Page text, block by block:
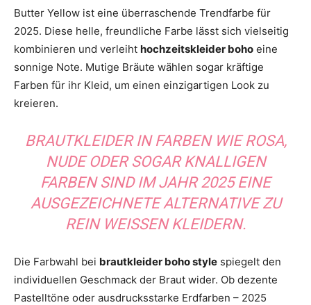
Butter Yellow ist eine überraschende Trendfarbe für
2025. Diese helle, freundliche Farbe lässt sich vielseitig
kombinieren und verleiht hochzeitskleider boho eine
sonnige Note. Mutige Bräute wählen sogar kräftige
Farben für ihr Kleid, um einen einzigartigen Look zu
kreieren.
BRAUTKLEIDER IN FARBEN WIE ROSA,
NUDE ODER SOGAR KNALLIGEN
FARBEN SIND IM JAHR 2025 EINE
AUSGEZEICHNETE ALTERNATIVE ZU
REIN WEISSEN KLEIDERN.
Die Farbwahl bei brautkleider boho style spiegelt den
individuellen Geschmack der Braut wider. Ob dezente
Pastelltöne oder ausdrucksstarke Erdfarben – 2025